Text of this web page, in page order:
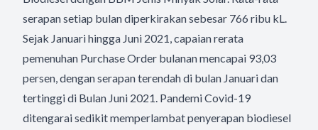
serapan setiap bulan diperkirakan sebesar 766 ribu kL.
Sejak Januari hingga Juni 2021, capaian rerata
pemenuhan Purchase Order bulanan mencapai 93,03
persen, dengan serapan terendah di bulan Januari dan
tertinggi di Bulan Juni 2021. Pandemi Covid-19
ditengarai sedikit memperlambat penyerapan biodiesel